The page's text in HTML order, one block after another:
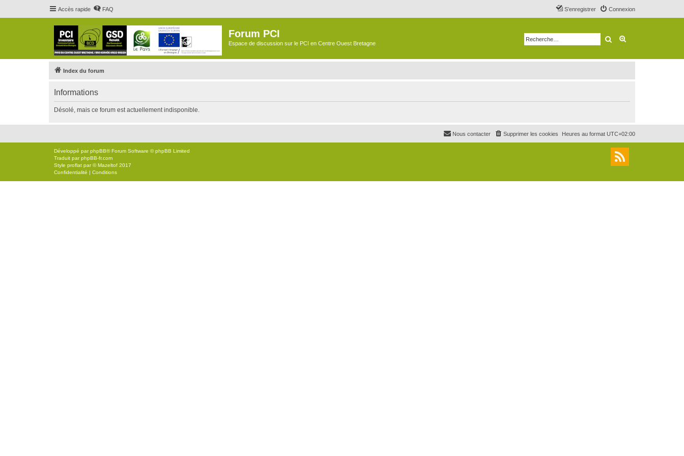
Accès rapide FAQ Connexion
S’enregistrer
Forum PCI
Espace de discussion sur le PCI en Centre Ouest Bretagne Rechercher
Index du forum
Informations
Désolé, mais ce forum est actuellement indisponible.
Heures au format UTC+02:00
Supprimer les cookies
Nous contacter
Développé parphpBB® Forum Software © phpBB Limited
Traduit parphpBB-fr.com
Style proflat par ©Mazeltof 2017
Confidentialité | Conditions